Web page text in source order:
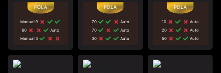
Manual 9
60
Auto
Manual 3
70
Auto
70
Auto
30
Auto
10
Auto
20
Auto
50
Auto